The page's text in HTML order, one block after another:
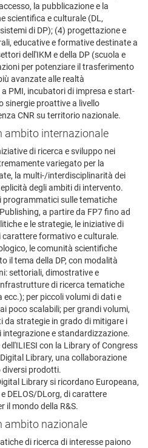
la pubblicazione e la
scientifica e culturale (DL,
di DP); (4) progettazione e
educative e formative destinate a
dell'IKM e della DP (scuola e
per potenziare il trasferimento
avanzate alle realtà
PMI, incubatori di impresa e start-
sinergie proattive a livello
CNR su territorio nazionale.
ambito internazionale
di ricerca e sviluppo nei
variegato per la
la multi-/interdisciplinarità dei
degli ambiti di intervento.
programmatici sulle tematiche
a partire da FP7 fino ad
e le strategie, le iniziative di
carattere formativo e culturale.
le comunità scientifiche
il tema della DP, con modalità
settoriali, dimostrative e
di ricerca tematiche
per piccoli volumi di dati e
poco scalabili; per grandi volumi,
strategie in grado di mitigare i
integrazione e standardizzazione.
con la Library of Congress
Library, una collaborazione
diversi prodotti.
Library si ricordano Europeana,
DELOS/DLorg, di carattere
il mondo della R&S.
ambito nazionale
di ricerca di interesse paiono